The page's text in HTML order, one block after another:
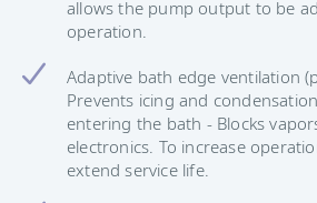
allows the pump output to be
operation.
Adaptive bath edge ventilation
Prevents icing and
entering the bath - Blocks
electronics. To increase
extend service life.